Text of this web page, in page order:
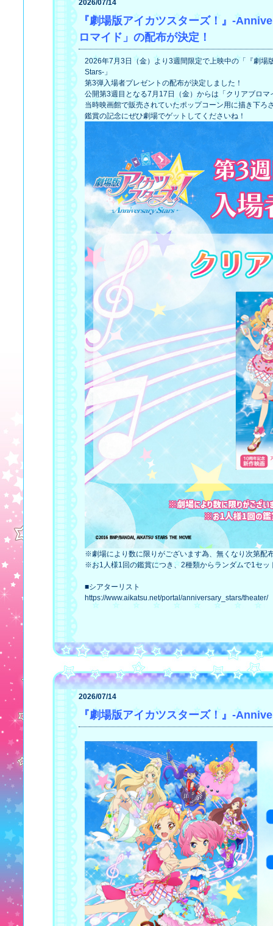
2026/07/14
『劇場版アイカツスターズ！』-
ロマイド」の配布が決定！
2026年7月3日（金）より3週間限定で上映中の「『劇場
Stars-」
第3弾入場者プレゼントの配布が決定しました！
公開第3週目となる7月17日（金）からは「クリアブロマ
当時映画館で販売されていたポップコーン用に描き下ろ
鑑賞の記念にぜひ劇場でゲットしてくださいね！
※劇場により数に限りがございます為、無くなり次第配
※お1人様1回の鑑賞につき、2種類からランダムで1セッ
■シアターリスト
https://www.aikatsu.net/portal/anniversary_stars/theater/
2026/07/14
『劇場版アイカツスターズ！』-